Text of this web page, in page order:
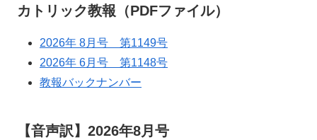
カトリック教報（PDFファイル）
2026年 8月号 第1149号
2026年 6月号 第1148号
教報バックナンバー
【音声訳】2026年8月号